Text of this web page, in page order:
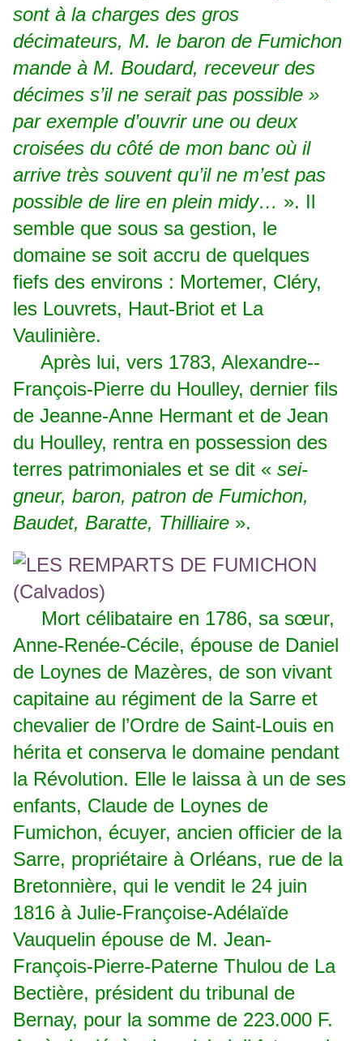
sont à la charges des gros
décimateurs, M. le baron de Fumichon
mande à M. Boudard, receveur des
décimes s’il ne serait pas possible »
par exemple d’ouvrir une ou deux
croisées du côté de mon banc où il
arrive très souvent qu’il ne m’est pas
possible de lire en plein midy… ». Il
semble que sous sa gestion, le
domaine se soit accru de quelques
fiefs des environs : Mortemer, Cléry,
les Louvrets, Haut-Briot et La
Vaulinière.
Après lui, vers 1783, Alexandre-­
François-Pierre du Houlley, dernier fils
de Jeanne-Anne Hermant et de Jean
du Houlley, rentra en possession des
terres patrimoniales et se dit « sei­
gneur, baron, patron de Fumichon,
Baudet, Baratte, Thilliaire ».
Mort célibataire en 1786, sa sœur,
Anne-Renée-Cécile, épouse de Daniel
de Loynes de Mazères, de son vivant
capitaine au régiment de la Sarre et
chevalier de l’Ordre de Saint-Louis en
hérita et conserva le domaine pendant
la Révolution. Elle le laissa à un de ses
enfants, Claude de Loynes de
Fumichon, écuyer, ancien officier de la
Sarre, propriétaire à Orléans, rue de la
Bretonnière, qui le vendit le 24 juin
1816 à Julie-Françoise-Adélaïde
Vauquelin épouse de M. Jean-
François-Pierre-Paterne Thulou de La
Bectière, président du tribunal de
Bernay, pour la somme de 223.000 F.